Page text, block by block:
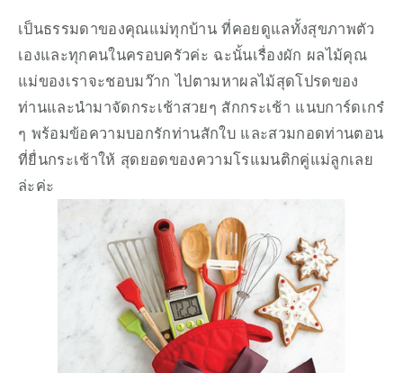
เป็นธรรมดาของคุณแม่ทุกบ้าน ที่คอยดูแลทั้งสุขภาพตัว
เองและทุกคนในครอบครัวค่ะ ฉะนั้นเรื่องผัก ผลไม้คุณ
แม่ของเราจะชอบมว๊าก ไปตามหาผลไม้สุดโปรดของ
ท่านและนำมาจัดกระเช้าสวยๆ สักกระเช้า แนบการ์ดเกร๋
ๆ พร้อมข้อความบอกรักท่านสักใบ และสวมกอดท่านตอน
ที่ยื่นกระเช้าให้ สุดยอดของความโรแมนติกคู่แม่ลูกเลย
ล่ะค่ะ